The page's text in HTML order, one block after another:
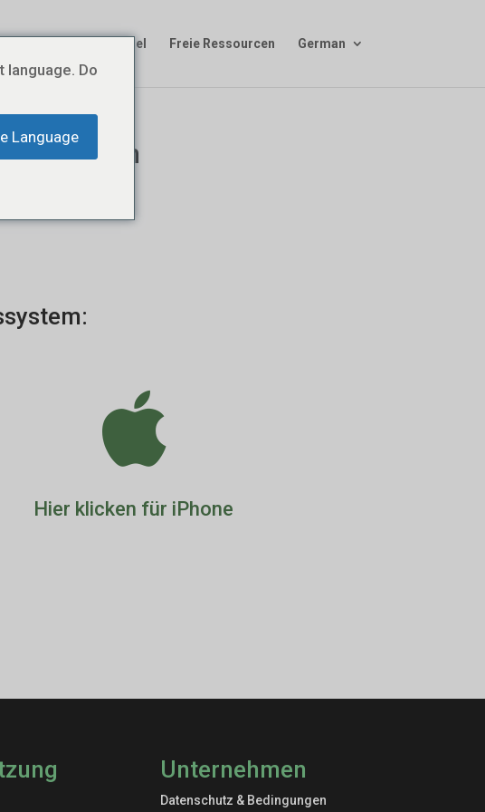
CYBETOWER® Sentinel Freie Ressourcen German
einstellen

Hier klicken für iPhone
Unternehmen
Datenschutz & Bedingungen
Do
Language